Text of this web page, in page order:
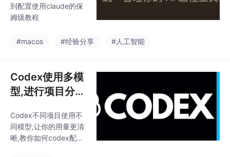
到配置使用claude的保
姆级教程
#macos #经验分享 #人工智能
Codex使用多模
型,进行项目分
清晰
Codex不同项目使用不
同模型,让你的用量更清
晰,教你如何codex配置